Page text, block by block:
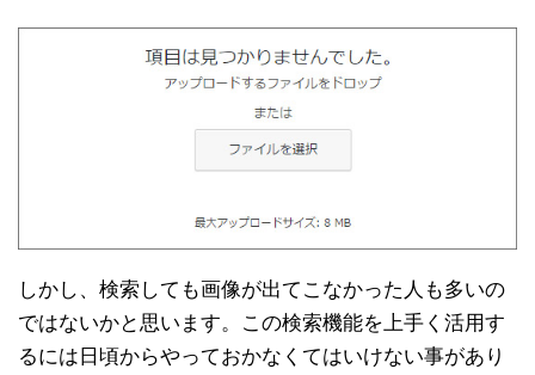
しかし、検索しても画像が出てこなかった人も多いの
ではないかと思います。この検索機能を上手く活用す
るには日頃からやっておかなくてはいけない事があり